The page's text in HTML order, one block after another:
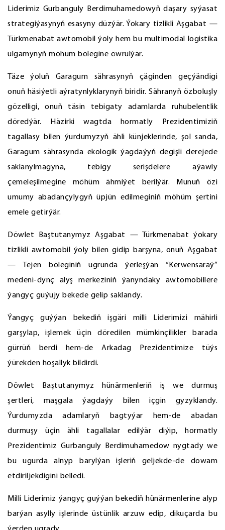
Liderimiz Gurbanguly Berdimuhamedowyň daşary syýasat
strategiýasynyň esasyny düzýär. Ýokary tizlikli Aşgabat —
Türkmenabat awtomobil ýoly hem bu multimodal logistika
ulgamynyň möhüm bölegine öwrülýär.
Täze ýoluň Garagum sährasynyň çäginden geçýändigi
onuň häsiýetli aýratynlyklarynyň biridir. Sähranyň özboluşly
gözelligi, onuň täsin tebigaty adamlarda ruhubelentlik
döredýär. Häzirki wagtda hormatly Prezidentimiziň
tagallasy bilen ýurdumyzyň ähli künjeklerinde, şol sanda,
Garagum sährasynda ekologik ýagdaýyň degişli derejede
saklanylmagyna, tebigy serişdelere aýawly
çemeleşilmegine möhüm ähmiýet berilýär. Munuň özi
umumy abadançylygyň üpjün edilmeginiň möhüm şertini
emele getirýär.
Döwlet Baştutanymyz Aşgabat — Türkmenabat ýokary
tizlikli awtomobil ýoly bilen gidip barşyna, onuň Aşgabat
— Tejen böleginiň ugrunda ýerleşýän “Kerwensaraý”
medeni-dynç alyş merkeziniň ýanyndaky awtomobillere
ýangyç guýujy bekede gelip saklandy.
Ýangyç guýýan bekediň işgäri milli Liderimizi mähirli
garşylap, işlemek üçin döredilen mümkinçilikler barada
gürrüň berdi hem-de Arkadag Prezidentimize tüýs
ýürekden hoşallyk bildirdi.
Döwlet Baştutanymyz hünärmenleriň iş we durmuş
şertleri, maşgala ýagdaýy bilen içgin gyzyklandy.
Ýurdumyzda adamlaryň bagtyýar hem-de abadan
durmuşy üçin ähli tagallalar edilýär diýip, hormatly
Prezidentimiz Gurbanguly Berdimuhamedow nygtady we
bu ugurda alnyp barylýan işleriň geljekde-de dowam
etdiriljekdigini belledi.
Milli Liderimiz ýangyç guýýan bekediň hünärmenlerine alyp
barýan asylly işlerinde üstünlik arzuw edip, dikuçarda bu